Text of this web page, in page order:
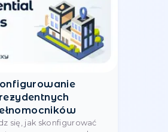
VPN и прокси-